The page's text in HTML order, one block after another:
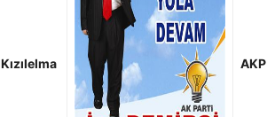
Kızılelma AKP